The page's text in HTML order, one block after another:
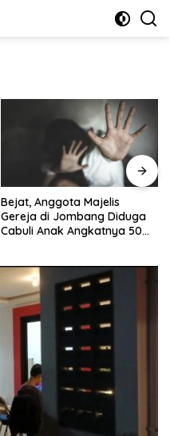
Bejat, Anggota Majelis
Gereja di Jombang Diduga
Cabuli Anak Angkatnya 50